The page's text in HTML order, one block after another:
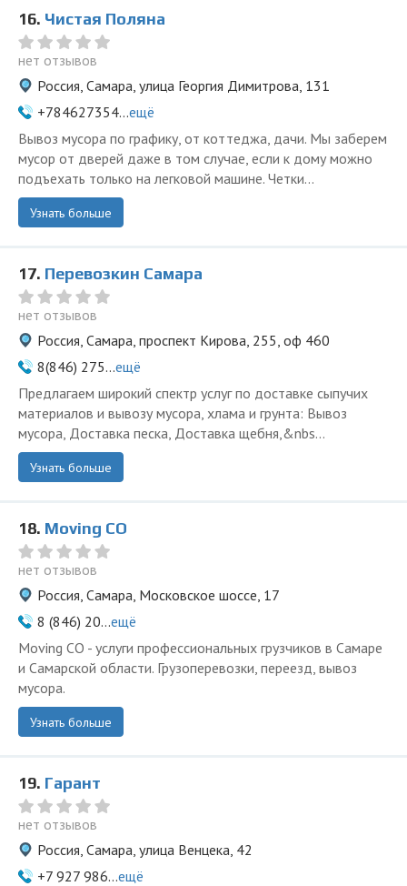
16. Чистая Поляна
нет отзывов
Россия, Самара, улица Георгия Димитрова, 131
+784627354...ещё
Вывоз мусора по графику, от коттеджа, дачи. Мы заберем
мусор от дверей даже в том случае, если к дому можно
подъехать только на легковой машине. Четки...
Узнать больше
17. Перевозкин Самара
нет отзывов
Россия, Самара, проспект Кирова, 255, оф 460
8(846) 275...ещё
Предлагаем широкий спектр услуг по доставке сыпучих
материалов и вывозу мусора, хлама и грунта: Вывоз
мусора, Доставка песка, Доставка щебня,&nbs...
Узнать больше
18. Moving CO
нет отзывов
Россия, Самара, Московское шоссе, 17
8 (846) 20...ещё
Moving CO - услуги профессиональных грузчиков в Самаре
и Самарской области. Грузоперевозки, переезд, вывоз
мусора.
Узнать больше
19. Гарант
нет отзывов
Россия, Самара, улица Венцека, 42
+7 927 986...ещё